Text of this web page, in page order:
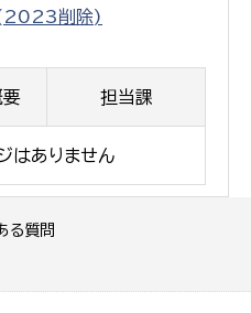
る質問
(2023削除)
要 担当課
はありません